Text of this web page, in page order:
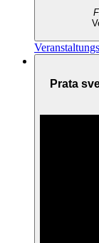
Prata